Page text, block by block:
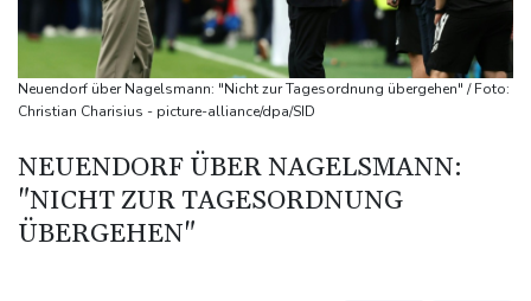
Bundeswehr-Einsatz
Präsident von Ceuta will Migranten bis zu ihrer Ausweisung
internieren
Mindestens 18 Tote bei schwerem Erdbeben in Kolumbien
US-Demokratin Alexandria Ocasio-Cortez lässt Eizellen
einfrieren
Feuerwehren in Südeuropa im Einsatz gegen Waldbrände
Neuendorf über Nagelsmann: "Nicht zur Tagesordnung übergehen" / Foto:
Christian Charisius - picture-alliance/dpa/SID
NEUENDORF ÜBER NAGELSMANN:
"NICHT ZUR TAGESORDNUNG
ÜBERGEHEN"